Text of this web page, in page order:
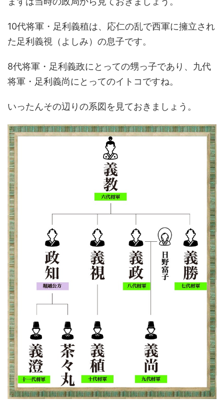
10代将軍・足利義稙は、応仁の乱で西軍に擁立され
た足利義視（よしみ）の息子です。
8代将軍・足利義政にとっての甥っ子であり、九代
将軍・足利義尚にとってのイトコですね。
いったんその辺りの系図を見ておきましょう。